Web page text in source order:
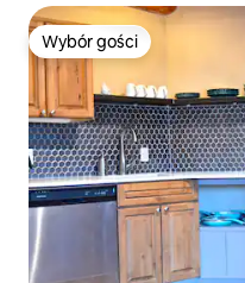
Wybór gości
Wybór gości